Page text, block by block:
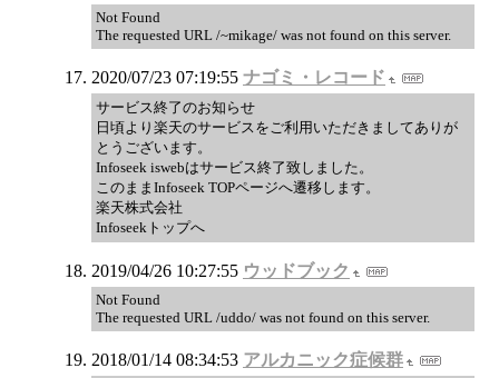
Not Found
The requested URL /~mikage/ was not found on this server.
2020/07/23 07:19:55 ナゴミ・レコード
サービス終了のお知らせ
日頃より楽天のサービスをご利用いただきましてありが
とうございます。
Infoseek iswebはサービス終了致しました。
このままInfoseek TOPページへ遷移します。
楽天株式会社
Infoseekトップへ
2019/04/26 10:27:55 ウッドブック
Not Found
The requested URL /uddo/ was not found on this server.
2018/01/14 08:34:53 アルカニック症候群